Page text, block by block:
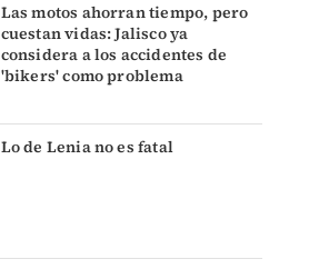
Las motos ahorran tiempo, pero
cuestan vidas: Jalisco ya
considera a los accidentes de
'bikers' como problema
Lo de Lenia no es fatal